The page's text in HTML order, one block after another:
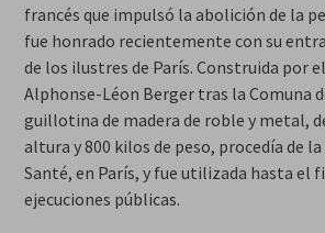
francés que impulsó la abolición de la
fue honrado recientemente con su
de los ilustres de París. Construida por
Alphonse-Léon Berger tras la Comuna
guillotina de madera de roble y metal,
altura y 800 kilos de peso, procedía de
Santé, en París, y fue utilizada hasta el
ejecuciones públicas.